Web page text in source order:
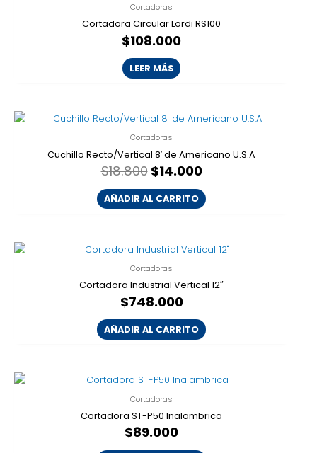
Cortadoras
Cortadora Circular Lordi RS100
$108.000
LEER MÁS
Cortadoras
Cuchillo Recto/Vertical 8′ de Americano U.S.A
$18.800
El
original
era:
$18.800.
$14.000
El
es:
$14.000.
AÑADIR AL CARRITO
Cortadoras
Cortadora Industrial Vertical 12″
$748.000
AÑADIR AL CARRITO
Cortadoras
Cortadora ST-P50 Inalambrica
$89.000